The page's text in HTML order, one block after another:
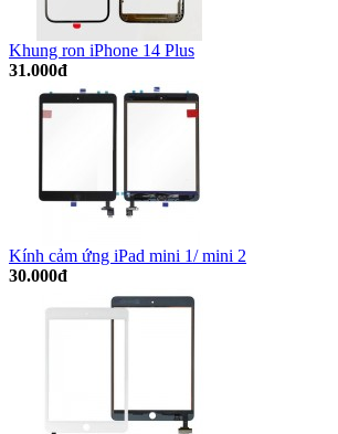
Khung ron iPhone 14 Plus
31.000đ
Kính cảm ứng iPad mini 1/ mini 2
30.000đ